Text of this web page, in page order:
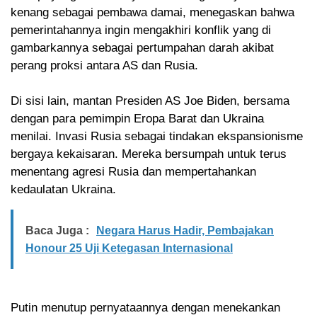
kenang sebagai pembawa damai, menegaskan bahwa
pemerintahannya ingin mengakhiri konflik yang di
gambarkannya sebagai pertumpahan darah akibat
perang proksi antara AS dan Rusia.
Di sisi lain, mantan Presiden AS Joe Biden, bersama
dengan para pemimpin Eropa Barat dan Ukraina
menilai. Invasi Rusia sebagai tindakan ekspansionisme
bergaya kekaisaran. Mereka bersumpah untuk terus
menentang agresi Rusia dan mempertahankan
kedaulatan Ukraina.
Baca Juga :
Negara Harus Hadir, Pembajakan
Honour 25 Uji Ketegasan Internasional
Putin menutup pernyataannya dengan menekankan